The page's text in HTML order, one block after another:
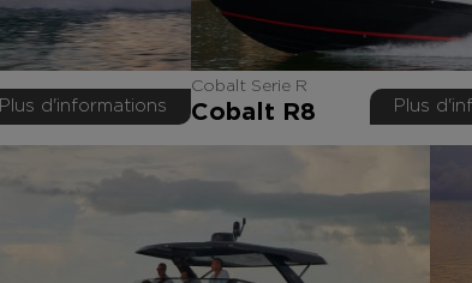
Plus d'informations
Cobalt Serie R
Cobalt R8 Plus